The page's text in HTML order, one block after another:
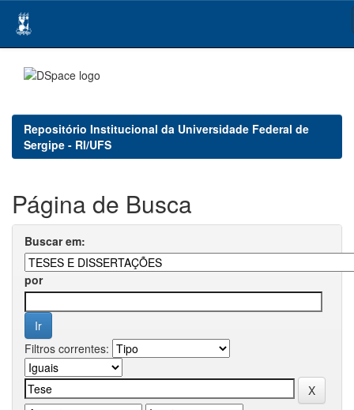
navigation
Repositório Institucional da Universidade Federal de
Sergipe - RI/UFS
Página de Busca
Buscar em:
por
Filtros correntes: